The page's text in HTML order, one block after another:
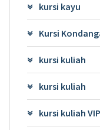
kursi kayu
Kursi
kursi kuliah
kursi kuliah
kursi kuliah VIP